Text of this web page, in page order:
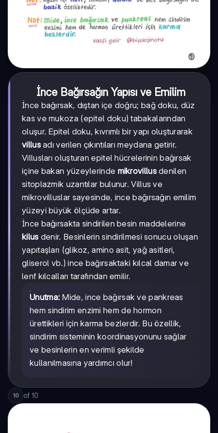
İnce Bağırsağın Yapısı ve Emilim
İnce bağırsak, dıştan içe doğru; bağ doku, düz
kas ve mukoza (epitel doku) tabakalarından
oluşur. Epitel doku, kıvrımlı bir yapı oluşturarak
villusadı verilen çıkıntıları meydana getirir.
Villusları oluşturan epitel hücrelerinin bağırsak
içine bakan yüzeylerinde mikrovillusdenilen
sitoplazmik uzantılar bulunur. Villus ve
mikrovilluslar sayesinde, ince bağırsağın emilim
yüzeyi büyük ölçüde artar.
İnce bağırsakta sindirilen besin maddelerine
kilus denir. Besinlerin sindirilmesi sonucu oluşan
yapıtaşları (glikoz, amino asit, yağ asitleri,
gliserol vb.) ince bağırsaktaki kılcal damar ve
lenf kılcalları tarafından emilir.
Unutma: Mide, ince bağırsak ve pankreas
hem sindirim enzimi hem de hormon
ürettikleri için karma bezlerdir. Bu özellik,
sindirim sisteminin koordinasyonunu sağlar
ve besinlerin en verimli şekilde
kullanılmasına yardımcı olur!
10 of 10